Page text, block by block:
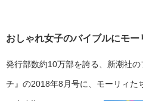
おしゃれ女子のバイブルにモ
発行部数約10万部を誇る、新潮社
チ』の2018年8月号に、モーリィた